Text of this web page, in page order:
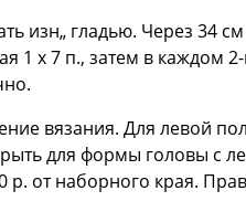
изн„ гладью. Через 34
1 х 7 п., затем в каждом
вязания. Для левой
для формы головы с
р. от наборного края.